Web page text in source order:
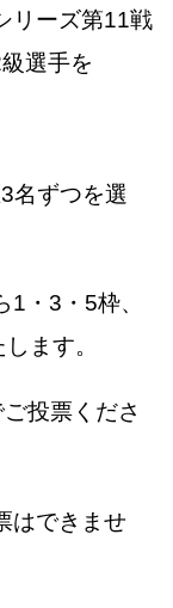
リーズ第11戦
選手を
名ずつを選
・3・5枠、
ます。
投票くださ
はできませ